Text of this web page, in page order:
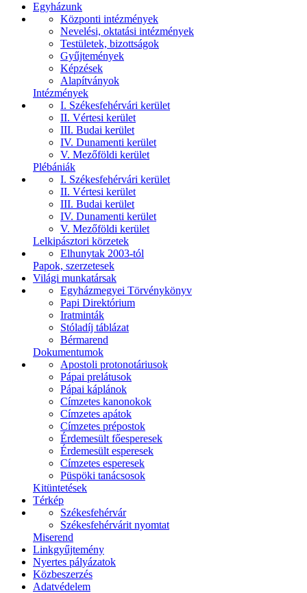
Egyházunk
Központi intézmények
Nevelési, oktatási intézmények
Testületek, bizottságok
Gyűjtemények
Képzések
Alapítványok
Intézmények
I. Székesfehérvári kerület
II. Vértesi kerület
III. Budai kerület
IV. Dunamenti kerület
V. Mezőföldi kerület
Plébániák
I. Székesfehérvári kerület
II. Vértesi kerület
III. Budai kerület
IV. Dunamenti kerület
V. Mezőföldi kerület
Lelkipásztori körzetek
Elhunytak 2003-tól
Papok, szerzetesek
Világi munkatársak
Egyházmegyei Törvénykönyv
Papi Direktórium
Iratminták
Stóladíj táblázat
Bérmarend
Dokumentumok
Apostoli protonotáriusok
Pápai prelátusok
Pápai káplánok
Címzetes kanonokok
Címzetes apátok
Címzetes prépostok
Érdemesült főesperesek
Érdemesült esperesek
Címzetes esperesek
Püspöki tanácsosok
Kitüntetések
Térkép
Székesfehérvár
Székesfehérvárit nyomtat
Miserend
Linkgyűjtemény
Nyertes pályázatok
Közbeszerzés
Adatvédelem